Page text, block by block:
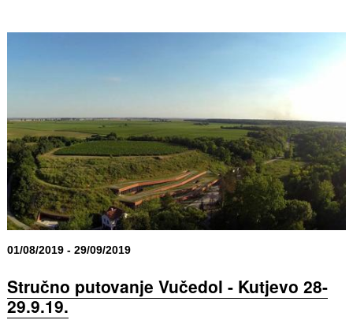
01/08/2019 - 29/09/2019
Stručno putovanje Vučedol - Kutjevo 28-
29.9.19.